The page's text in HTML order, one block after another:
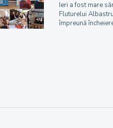
Ieri a fost mare
Fluturelui
împreună